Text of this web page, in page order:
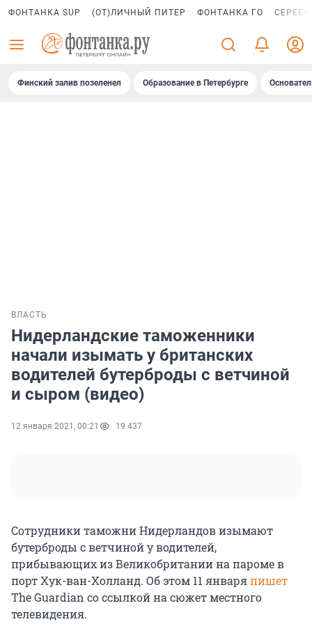
ФОНТАНКА SUP (ОТ)ЛИЧНЫЙ ПИТЕР ФОНТАНКА ГО
Финский залив позеленел Образование в Петербурге
ВЛАСТЬ
Нидерландские таможенники
начали изымать у британских
водителей бутерброды с ветчиной
и сыром (видео)
12 января 2021, 00:21 19 437
Сотрудники таможни Нидерландов изымают
бутерброды с ветчиной у водителей,
прибывающих из Великобритании на пароме в
порт Хук-ван-Холланд. Об этом 11 январяпишет
The Guardian со ссылкой на сюжет местного
телевидения.